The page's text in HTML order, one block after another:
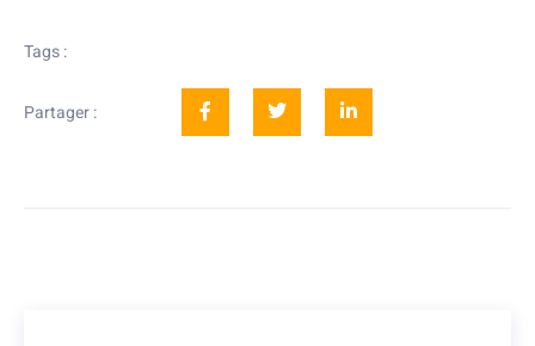
Tags :
Partager :